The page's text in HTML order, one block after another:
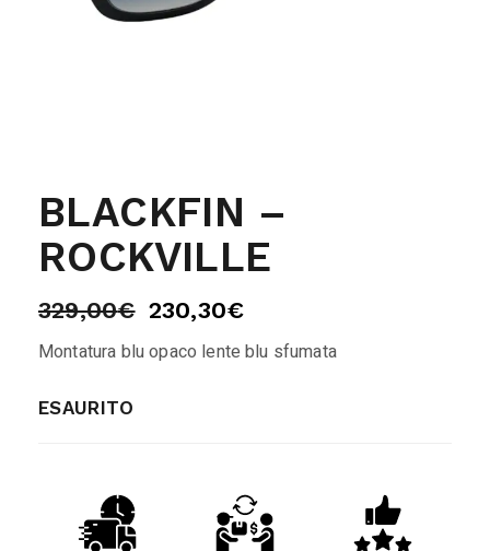
BLACKFIN –
ROCKVILLE
329,00€ 230,30€
Montatura blu opaco lente blu sfumata
ESAURITO